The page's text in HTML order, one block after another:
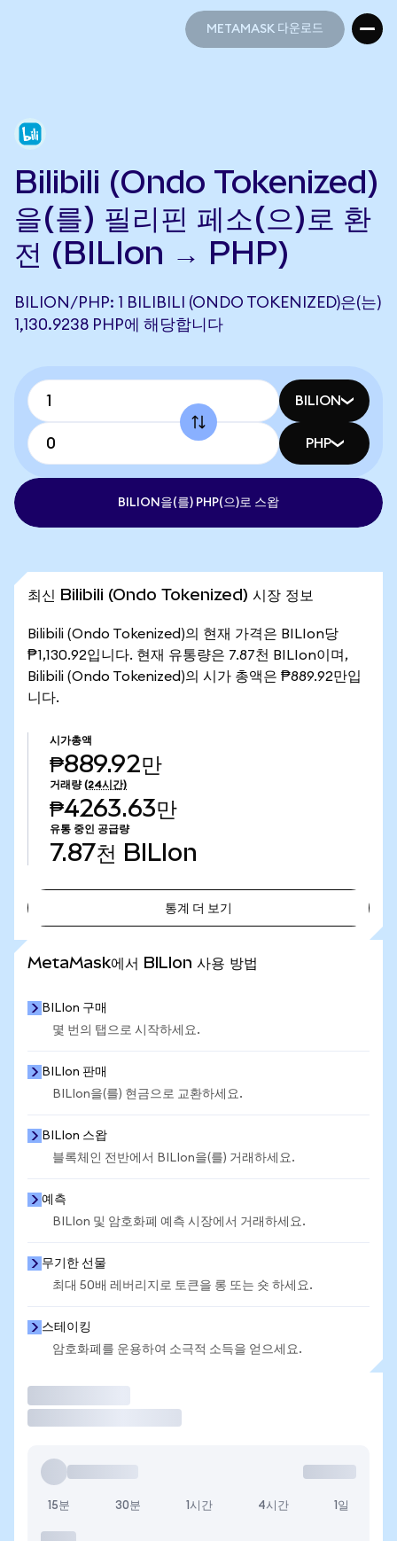
METAMASK 다운로드
Bilibili (Ondo Tokenized)
을(를) 필리핀 페소(으)로 환
전 (BILIon → PHP)
BILION/PHP: 1 BILIBILI (ONDO TOKENIZED)은(는)
1,130.9238 PHP에 해당합니다
BILION
PHP
BILION을(를) PHP(으)로 스왑
최신 Bilibili (Ondo Tokenized) 시장 정보
Bilibili (Ondo Tokenized)의 현재 가격은 BILIon당
₱1,130.92입니다. 현재 유통량은 7.87천 BILIon이며,
Bilibili (Ondo Tokenized)의 시가 총액은 ₱889.92만입
니다.
시가총액
₱889.92만
거래량 (24시간)
₱4263.63만
유통 중인 공급량
7.87천 BILIon
통계 더 보기
MetaMask에서 BILIon 사용 방법
BILIon 구매
몇 번의 탭으로 시작하세요.
BILIon 판매
BILIon을(를) 현금으로 교환하세요.
BILIon 스왑
블록체인 전반에서 BILIon을(를) 거래하세요.
예측
BILIon 및 암호화폐 예측 시장에서 거래하세요.
무기한 선물
최대 50배 레버리지로 토큰을 롱 또는 숏 하세요.
스테이킹
암호화폐를 운용하여 소극적 소득을 얻으세요.
15분 30분 1시간 4시간 1일